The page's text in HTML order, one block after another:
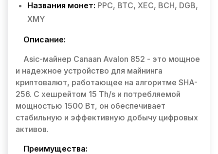
Названия монет: PPC, BTC, XEC, BCH, DGB,
XMY
Описание:
Asic-майнер Canaan Avalon 852 - это мощное
и надежное устройство для майнинга
криптовалют, работающее на алгоритме SHA-
256. С хешрейтом 15 Th/s и потребляемой
мощностью 1500 Вт, он обеспечивает
стабильную и эффективную добычу цифровых
активов.
Преимущества: